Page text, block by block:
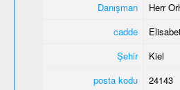
Danışman
Herr
cadde
Şehir
Kiel
posta kodu
24143